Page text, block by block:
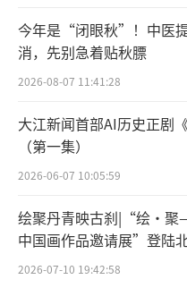
思是说，此时节，
竞开。
由于“寒露”是
和转折，相对于“
气候更凉，气温更
以“寒露”之后的节
“寒露”时节应
今年是“闭眼秋”！中医
消，先别急着贴秋膘
2026-08-07 11:41:28
大江新闻首部AI历史正剧
（第一集）
2026-06-07 10:05:59
绘聚丹青映古刹|“绘·聚
中国画作品邀请展”登陆
2026-07-10 19:42:58